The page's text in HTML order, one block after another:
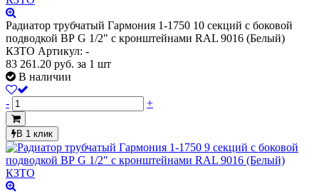
Радиатор трубчатый Гармония 1-1750 10 секций с боковой
подводкой ВР G 1/2" с кронштейнами RAL 9016 (Белый)
КЗТО Артикул: -
83 261.20 руб. за 1 шт
В наличии
- +
В 1 клик